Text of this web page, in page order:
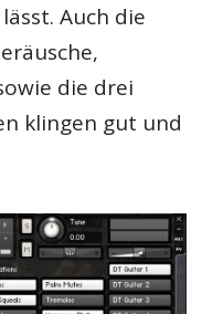
Auch die
die drei
klingen gut und